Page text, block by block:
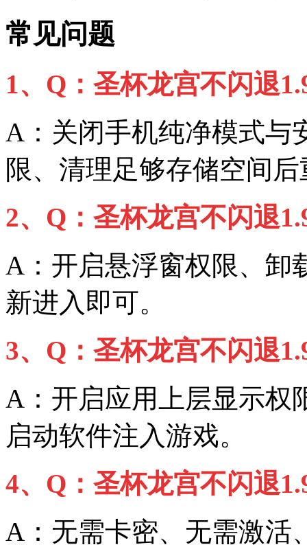
常见问题
1、Q：圣杯龙宫不闪退
A：关闭手机纯净模式与
限、清理足够存储空间
2、Q：圣杯龙宫不闪退
A：开启悬浮窗权限、卸
新进入即可。
3、Q：圣杯龙宫不闪退
A：开启应用上层显示权
启动软件注入游戏。
4、Q：圣杯龙宫不闪退
A：无需卡密、无需激活